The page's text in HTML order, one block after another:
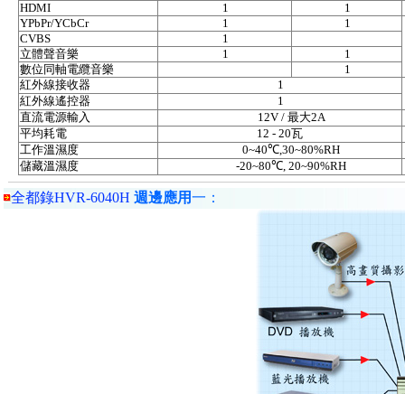
HDMI
1
1
YPbPr/YCbCr
1
1
CVBS
1
立體聲音樂
1
1
數位同軸電纜音樂
1
紅外線接收器
1
紅外線遙控器
1
直流電源輸入
12V / 最大2A
平均耗電
12 - 20瓦
工作溫濕度
0~40℃,30~80%RH
儲藏溫濕度
-20~80℃, 20~90%RH
全都錄HVR-6040H 週邊應用一：